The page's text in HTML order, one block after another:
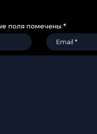
поля помечены *